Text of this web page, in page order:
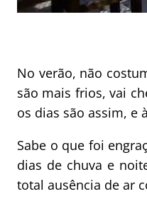
No verão, não
são mais frios, vai
os dias são assim, e
Sabe o que foi
dias de chuva e
total ausência de ar